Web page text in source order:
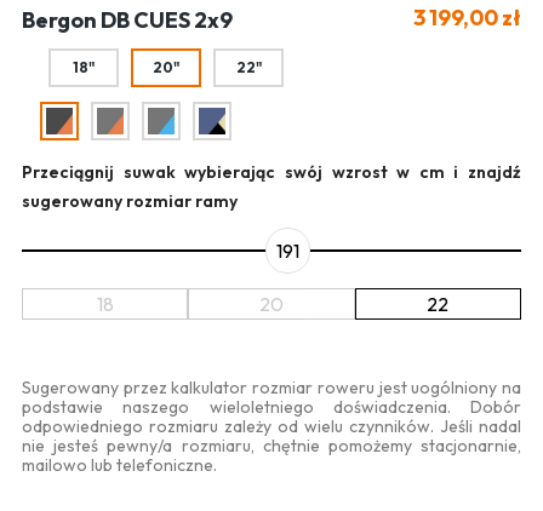
Bergon DB CUES 2x9 3 199,00 zł
Przeciągnij suwak wybierając swój wzrost w cm i znajdź
sugerowany rozmiar ramy
191
18 20 22
Sugerowany przez kalkulator rozmiar roweru jest uogólniony na
podstawie naszego wieloletniego doświadczenia. Dobór
odpowiedniego rozmiaru zależy od wielu czynników. Jeśli nadal
nie jesteś pewny/a rozmiaru, chętnie pomożemy stacjonarnie,
mailowo lub telefoniczne.
18" 20" 22"